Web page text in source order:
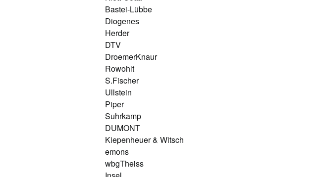
Bastei-Lübbe
Diogenes
Herder
DTV
DroemerKnaur
Rowohlt
S.Fischer
Ullstein
Piper
Suhrkamp
DUMONT
Kiepenheuer & Witsch
emons
wbgTheiss